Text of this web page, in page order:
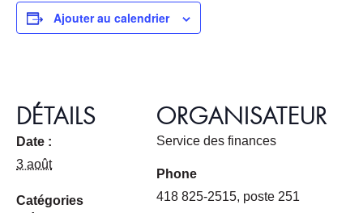
Ajouter au calendrier
DÉTAILS
Date :
3 août
Catégories
ORGANISATEUR
Service des finances
Phone
418 825-2515, poste 251